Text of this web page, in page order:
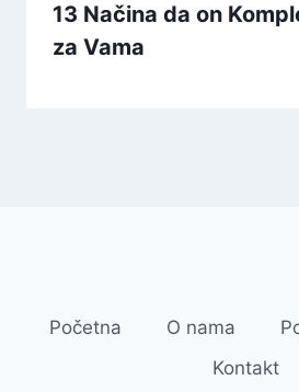
13 Načina da on
za Vama
Početna O nama
Kontakt